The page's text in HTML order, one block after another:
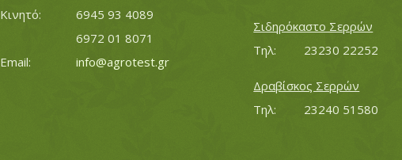
Κινητό:		6945 93 4089
			6972 01 8071
info@agrotest.gr
Σιδηρόκαστο Σερρών
Τηλ:		23230 22252
Δραβίσκος Σερρών
Τηλ:		23240 51580